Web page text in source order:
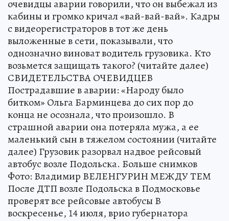
очевидцы аварии говорили, что он выбежал из
кабины и громко кричал «вай-вай-вай». Кадры
с видеорегистраторов в тот же день
выложенные в сети, показывали, что
однозначно виноват водитель грузовика. Кто
возьмется защищать такого? (читайте далее)
СВИДЕТЕЛЬСТВА ОЧЕВИДЦЕВ
Пострадавшие в аварии: «Народу было
битком» Ольга Барминцева до сих пор до
конца не осознала, что произошло. В
страшной аварии она потеряла мужа, а ее
маленький сын в тяжелом состоянии (читайте
далее) Грузовик разорвал надвое рейсовый
автобус возле Подольска. Больше снимков
Фото: Владимир ВЕЛЕНГУРИН МЕЖДУ ТЕМ
После ДТП возле Подольска в Подмосковье
проверят все рейсовые автобусы В
воскресенье, 14 июля, врио губернатора